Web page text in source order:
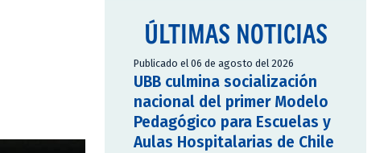
ÚLTIMAS NOTICIAS
Publicado el 06 de agosto del 2026
UBB culmina socialización
nacional del primer Modelo
Pedagógico para Escuelas y
Aulas Hospitalarias de Chile